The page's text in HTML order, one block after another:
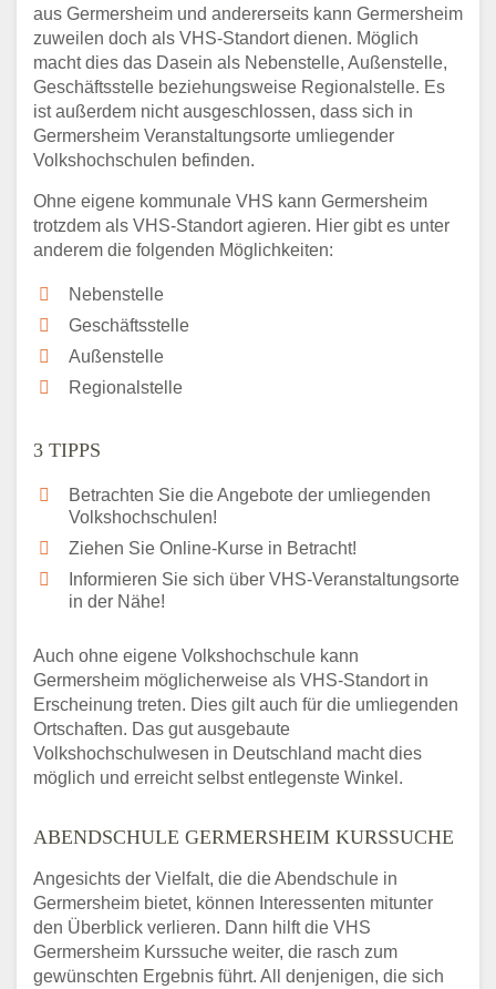
aus Germersheim und andererseits kann Germersheim
zuweilen doch als VHS-Standort dienen. Möglich
macht dies das Dasein als Nebenstelle, Außenstelle,
Geschäftsstelle beziehungsweise Regionalstelle. Es
ist außerdem nicht ausgeschlossen, dass sich in
Germersheim Veranstaltungsorte umliegender
Volkshochschulen befinden.
Ohne eigene kommunale VHS kann Germersheim
trotzdem als VHS-Standort agieren. Hier gibt es unter
anderem die folgenden Möglichkeiten:
Nebenstelle
Geschäftsstelle
Außenstelle
Regionalstelle
3 TIPPS
Betrachten Sie die Angebote der umliegenden
Volkshochschulen!
Ziehen Sie Online-Kurse in Betracht!
Informieren Sie sich über VHS-Veranstaltungsorte
in der Nähe!
Auch ohne eigene Volkshochschule kann
Germersheim möglicherweise als VHS-Standort in
Erscheinung treten. Dies gilt auch für die umliegenden
Ortschaften. Das gut ausgebaute
Volkshochschulwesen in Deutschland macht dies
möglich und erreicht selbst entlegenste Winkel.
ABENDSCHULE GERMERSHEIM KURSSUCHE
Angesichts der Vielfalt, die die Abendschule in
Germersheim bietet, können Interessenten mitunter
den Überblick verlieren. Dann hilft die VHS
Germersheim Kurssuche weiter, die rasch zum
gewünschten Ergebnis führt. All denjenigen, die sich